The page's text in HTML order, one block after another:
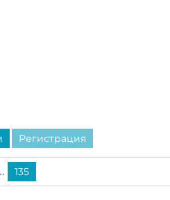
Регистрация
135